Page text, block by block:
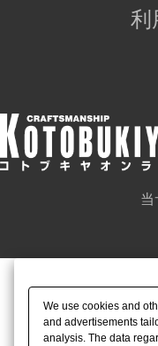
利
当
We use cookies and
and advertisements
analysis. The data